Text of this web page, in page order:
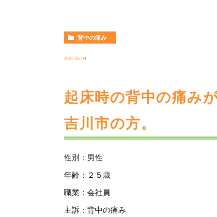
背中の痛み
2022.05.04
起床時の背中の痛み
吉川市の方。
性別：男性
年齢：２５歳
職業：会社員
主訴：背中の痛み